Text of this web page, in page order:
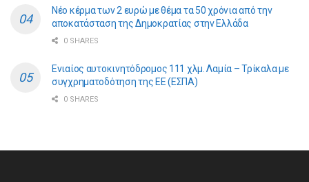
Νέο κέρμα των 2 ευρώ με θέμα τα 50 χρόνια από την
αποκατάσταση της Δημοκρατίας στην Ελλάδα
0 SHARES
Ενιαίος αυτοκινητόδρομος 111 χλμ. Λαμία – Τρίκαλα με
συγχρηματοδότηση της ΕE (ΕΣΠΑ)
0 SHARES